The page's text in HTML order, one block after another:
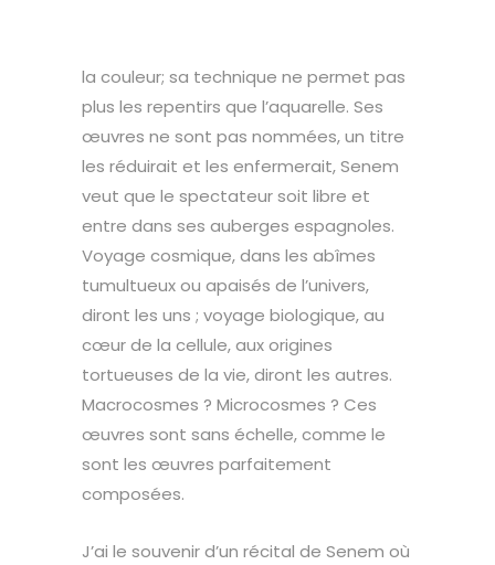
la couleur; sa technique ne permet pas
plus les repentirs que l’aquarelle. Ses
œuvres ne sont pas nommées, un titre
les réduirait et les enfermerait, Senem
veut que le spectateur soit libre et
entre dans ses auberges espagnoles.
Voyage cosmique, dans les abîmes
tumultueux ou apaisés de l’univers,
diront les uns ; voyage biologique, au
cœur de la cellule, aux origines
tortueuses de la vie, diront les autres.
Macrocosmes ? Microcosmes ? Ces
œuvres sont sans échelle, comme le
sont les œuvres parfaitement
composées.
J’ai le souvenir d’un récital de Senem où